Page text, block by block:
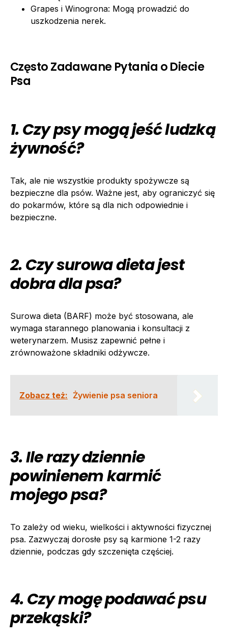
Grapes i Winogrona: Mogą prowadzić do
uszkodzenia nerek.
Często Zadawane Pytania o Diecie
Psa
1. Czy psy mogą jeść ludzką
żywność?
Tak, ale nie wszystkie produkty spożywcze są
bezpieczne dla psów. Ważne jest, aby ograniczyć się
do pokarmów, które są dla nich odpowiednie i
bezpieczne.
2. Czy surowa dieta jest
dobra dla psa?
Surowa dieta (BARF) może być stosowana, ale
wymaga starannego planowania i konsultacji z
weterynarzem. Musisz zapewnić pełne i
zrównoważone składniki odżywcze.
Zobacz też: Żywienie psa seniora
3. Ile razy dziennie
powinienem karmić
mojego psa?
To zależy od wieku, wielkości i aktywności fizycznej
psa. Zazwyczaj dorosłe psy są karmione 1-2 razy
dziennie, podczas gdy szczenięta częściej.
4. Czy mogę podawać psu
przekąski?